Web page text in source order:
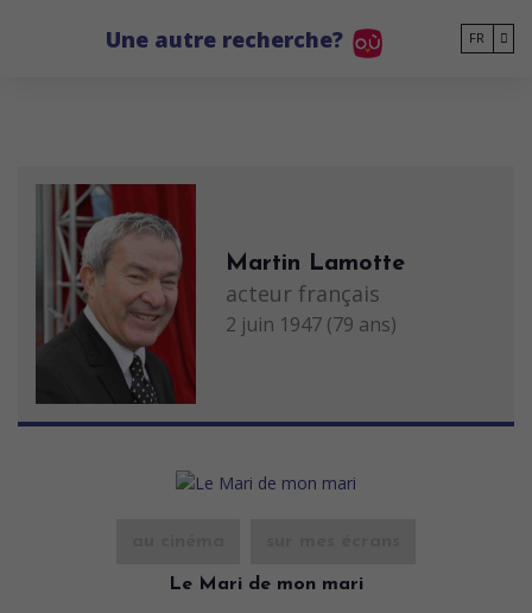
Une autre recherche? FR
Martin Lamotte
acteur français
2 juin 1947 (79 ans)
Le Mari de mon mari